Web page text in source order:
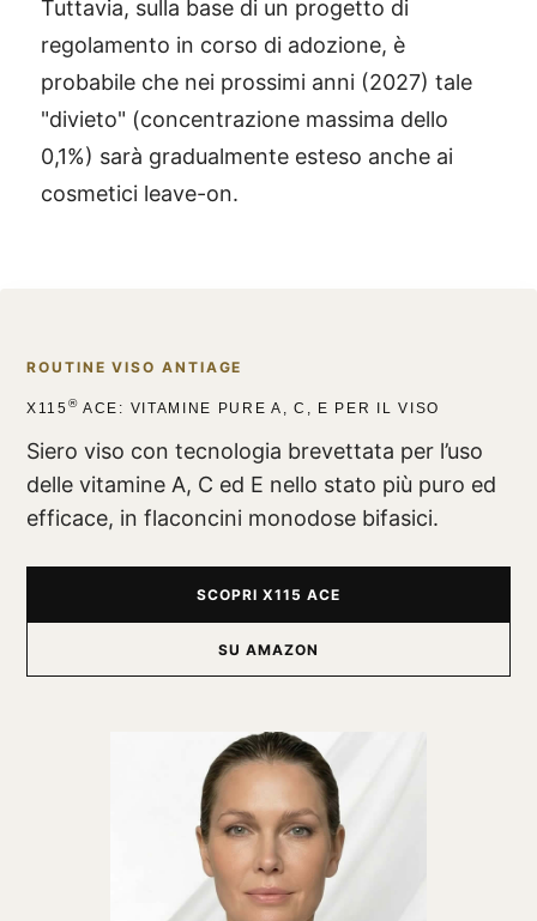
Tuttavia, sulla base di un progetto di
regolamento in corso di adozione, è
probabile che nei prossimi anni (2027) tale
"divieto" (concentrazione massima dello
0,1%) sarà gradualmente esteso anche ai
cosmetici leave-on.
ROUTINE VISO ANTIAGE
X115® ACE: VITAMINE PURE A, C, E PER IL VISO
Siero viso con tecnologia brevettata per l’uso
delle vitamine A, C ed E nello stato più puro ed
efficace, in flaconcini monodose bifasici.
SCOPRI X115 ACE
SU AMAZON